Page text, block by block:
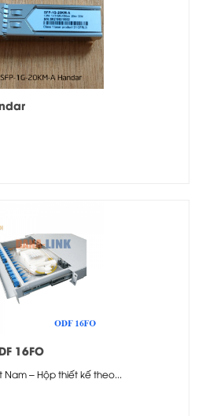
16FO
Nam – Hộp thiết kế theo...